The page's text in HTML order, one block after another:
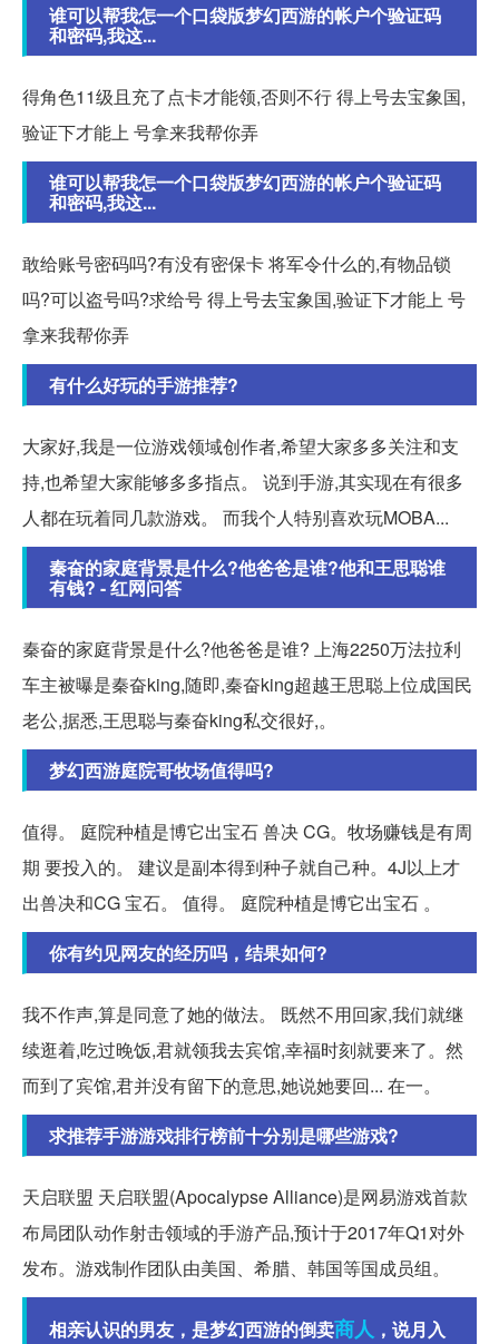
谁可以帮我怎一个口袋版梦幻西游的帐户个验证码
和密码,我这...
得角色11级且充了点卡才能领,否则不行 得上号去宝象国,
验证下才能上 号拿来我帮你弄
谁可以帮我怎一个口袋版梦幻西游的帐户个验证码
和密码,我这...
敢给账号密码吗?有没有密保卡 将军令什么的,有物品锁
吗?可以盗号吗?求给号 得上号去宝象国,验证下才能上 号
拿来我帮你弄
有什么好玩的手游推荐?
大家好,我是一位游戏领域创作者,希望大家多多关注和支
持,也希望大家能够多多指点。 说到手游,其实现在有很多
人都在玩着同几款游戏。 而我个人特别喜欢玩MOBA...
秦奋的家庭背景是什么?他爸爸是谁?他和王思聪谁
有钱? - 红网问答
秦奋的家庭背景是什么?他爸爸是谁? 上海2250万法拉利
车主被曝是秦奋king,随即,秦奋king超越王思聪上位成国民
老公,据悉,王思聪与秦奋king私交很好,。
梦幻西游庭院哥牧场值得吗?
值得。 庭院种植是博它出宝石 兽决 CG。牧场赚钱是有周
期 要投入的。 建议是副本得到种子就自己种。4J以上才
出兽决和CG 宝石。 值得。 庭院种植是博它出宝石 。
你有约见网友的经历吗，结果如何?
我不作声,算是同意了她的做法。 既然不用回家,我们就继
续逛着,吃过晚饭,君就领我去宾馆,幸福时刻就要来了。然
而到了宾馆,君并没有留下的意思,她说她要回... 在一。
求推荐手游游戏排行榜前十分别是哪些游戏?
天启联盟 天启联盟(Apocalypse Alliance)是网易游戏首款
布局团队动作射击领域的手游产品,预计于2017年Q1对外
发布。游戏制作团队由美国、希腊、韩国等国成员组。
相亲认识的男友，是梦幻西游的倒卖商人 ，说月入